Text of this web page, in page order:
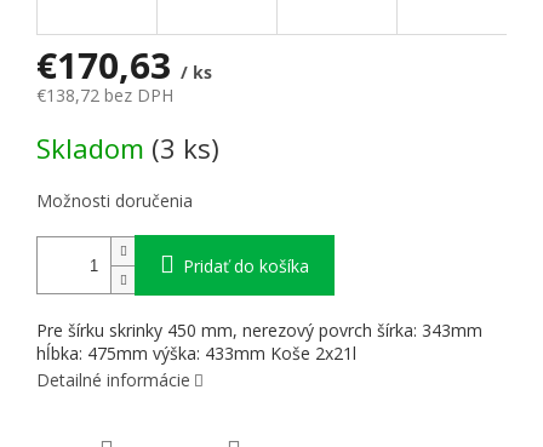
€170,63 / ks
€138,72 bez DPH
Skladom (3 ks)
Možnosti doručenia
Pridať do košíka
Pre šírku skrinky 450 mm, nerezový povrch šírka: 343mm
hĺbka: 475mm výška: 433mm Koše 2x21l
Detailné informácie